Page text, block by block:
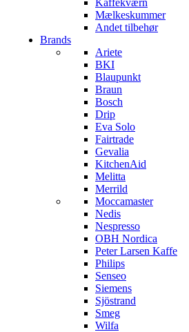
Kaffekværn
Mælkeskummer
Andet tilbehør
Brands
Ariete
BKI
Blaupunkt
Braun
Bosch
Drip
Eva Solo
Fairtrade
Gevalia
KitchenAid
Melitta
Merrild
Moccamaster
Nedis
Nespresso
OBH Nordica
Peter Larsen Kaffe
Philips
Senseo
Siemens
Sjöstrand
Smeg
Wilfa